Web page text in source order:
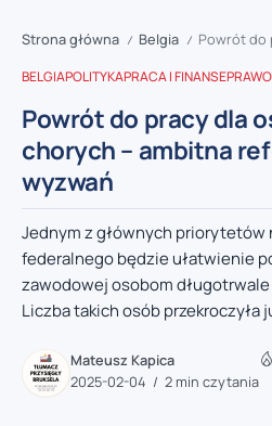
Strona główna / Belgia / Powrót do pracy dla
BELGIAPOLITYKAPRACA I FINANSE
Powrót do pracy dla
chorych – ambitna
wyzwań
Jednym z głównych priorytetów
federalnego będzie ułatwienie
zawodowej osobom
Liczba takich osób przekroczyła
Mateusz Kapica
2025-02-04
2 min czytania